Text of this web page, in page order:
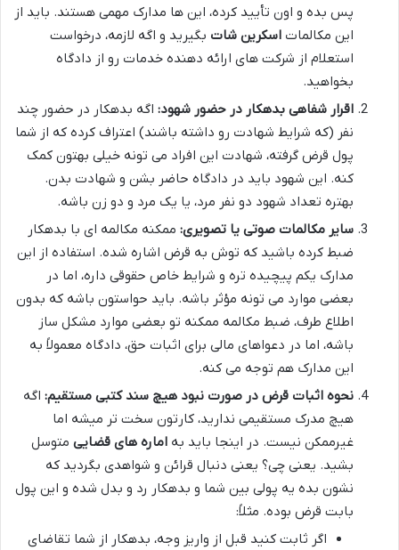
پس بده و اون تأیید کرده، این ها مدارک مهمی هستند. باید از
این مکالمات اسکرین شات بگیرید و اگه لازمه، درخواست
استعلام از شرکت های ارائه دهنده خدمات رو از دادگاه
بخواهید.
اقرار شفاهی بدهکار در حضور شهود: اگه بدهکار در حضور چند
نفر (که شرایط شهادت رو داشته باشند) اعتراف کرده که از شما
پول قرض گرفته، شهادت این افراد می تونه خیلی بهتون کمک
کنه. این شهود باید در دادگاه حاضر بشن و شهادت بدن.
بهتره تعداد شهود دو نفر مرد، یا یک مرد و دو زن باشه.
سایر مکالمات صوتی یا تصویری: ممکنه مکالمه ای با بدهکار
ضبط کرده باشید که توش به قرض اشاره شده. استفاده از این
مدارک یکم پیچیده تره و شرایط خاص حقوقی داره، اما در
بعضی موارد می تونه مؤثر باشه. باید حواستون باشه که بدون
اطلاع طرف، ضبط مکالمه ممکنه تو بعضی موارد مشکل ساز
باشه، اما در دعواهای مالی برای اثبات حق، دادگاه معمولاً به
این مدارک هم توجه می کنه.
نحوه اثبات قرض در صورت نبود هیچ سند کتبی مستقیم: اگه
هیچ مدرک مستقیمی ندارید، کارتون سخت تر میشه اما
غیرممکن نیست. در اینجا باید به اماره های قضایی متوسل
بشید. یعنی چی؟ یعنی دنبال قرائن و شواهدی بگردید که
نشون بده یه پولی بین شما و بدهکار رد و بدل شده و این پول
بابت قرض بوده. مثلاً:
اگر ثابت کنید قبل از واریز وجه، بدهکار از شما تقاضای